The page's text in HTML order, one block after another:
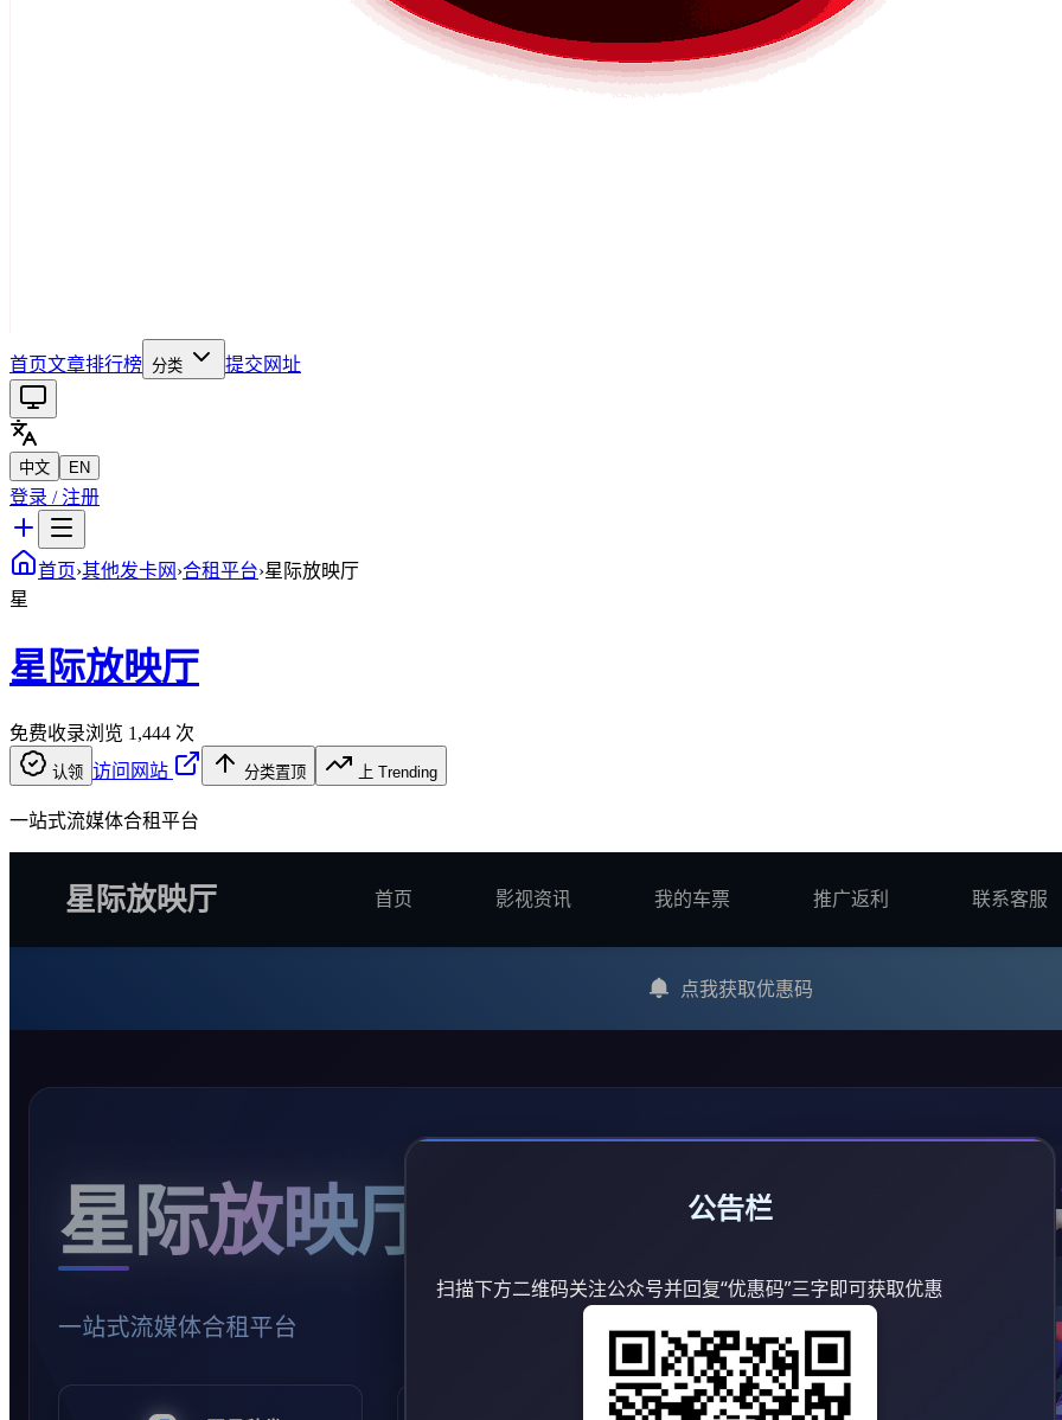
首页文章排行榜 分类 提交网址
中文 EN
登录 / 注册
首页›其他发卡网 ›合租平台›星际放映厅
星
星际放映厅
免费收录浏览 1,444 次
认领 访问网站 分类置顶 上 Trending
一站式流媒体合租平台